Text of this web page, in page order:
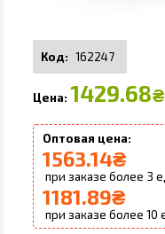
162247
1429.68₴
1563.14₴
3
1181.89₴
10